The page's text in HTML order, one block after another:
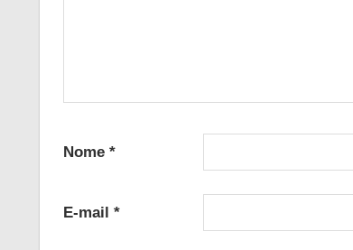
Nome *
E-mail *